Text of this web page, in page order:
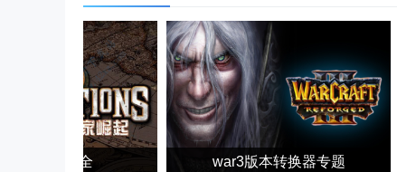
国时代4大全 war3版本转换器专题